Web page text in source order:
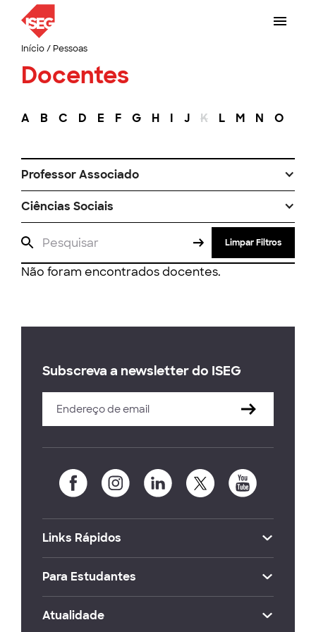
Início/ Pessoas
Docentes
A B C D E F G H I J K L M N O
Professor Associado
Ciências Sociais
Limpar Filtros
Não foram encontrados docentes.
Subscreva a newsletter do ISEG
Links Rápidos
Para Estudantes
Atualidade